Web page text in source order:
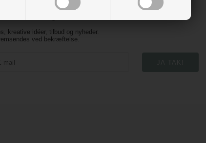
kreative idéer, tilbud og nyheder.
ved bekræftelse.